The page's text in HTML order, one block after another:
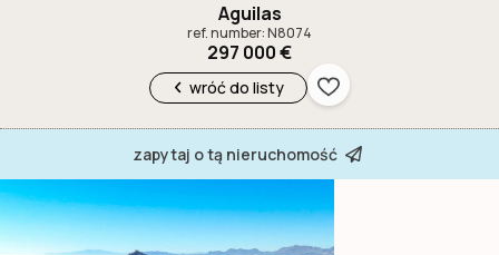
Aguilas
ref. number: N8074
297 000 €
wróć do listy
zapytaj o tą nieruchomość